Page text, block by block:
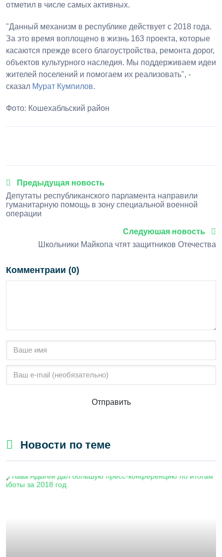
отметил в числе самых активных.
"Данный механизм в республике действует с 2018 года.
За это время воплощено в жизнь 163 проекта, которые
касаются прежде всего благоустройства, ремонта дорог,
объектов культурного наследия. Мы поддерживаем идеи
жителей поселений и помогаем их реализовать", -
сказал Мурат Кумпилов.
Фото: Кошехабльский район
Предыдущая новость
Депутаты республиканского парламента направили
гуманитарную помощь в зону специальной военной
операции
Следуюшая новость
Школьники Майкопа чтят защитников Отечества
Комментраии (0)
Отправить
Новости по теме